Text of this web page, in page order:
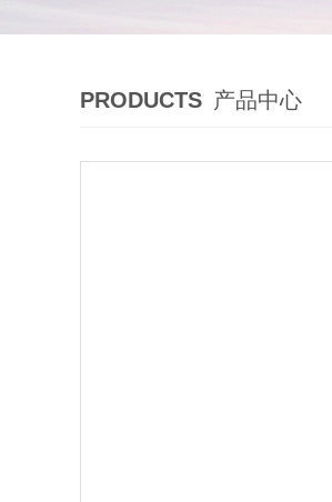
PRODUCTS 产品中心